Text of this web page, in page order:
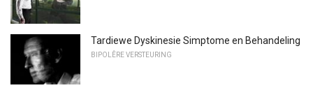
Tardiewe Dyskinesie Simptome en Behandeling
BIPOLÊRE VERSTEURING